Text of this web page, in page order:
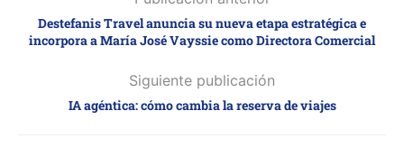
Destefanis Travel anuncia su nueva etapa estratégica e
incorpora a María José Vayssie como Directora Comercial
Siguiente publicación
IA agéntica: cómo cambia la reserva de viajes